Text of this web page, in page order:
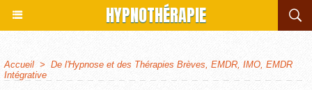
HYPNOTHÉRAPIE
Accueil > De l'Hypnose et des Thérapies Brèves, EMDR, IMO, EMDR
Intégrative